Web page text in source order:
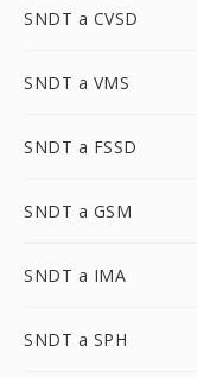
SNDT a CVSD
SNDT a VMS
SNDT a FSSD
SNDT a GSM
SNDT a IMA
SNDT a SPH